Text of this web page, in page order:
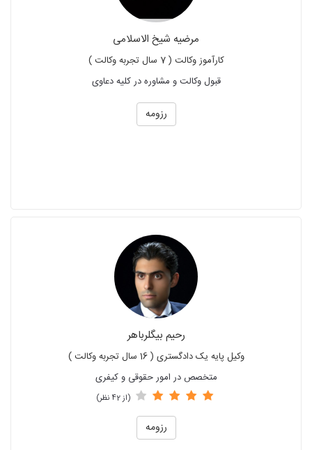
مرضیه شیخ الاسلامی
کارآموز وکالت ( 7 سال تجربه وکالت )
قبول وکالت و مشاوره در کلیه دعاوی
رزومه
رحیم بیگلرباهر
وکیل پایه یک دادگستری ( 16 سال تجربه وکالت )
متخصص در امور حقوقی و کیفری
(از 42 نظر)
رزومه